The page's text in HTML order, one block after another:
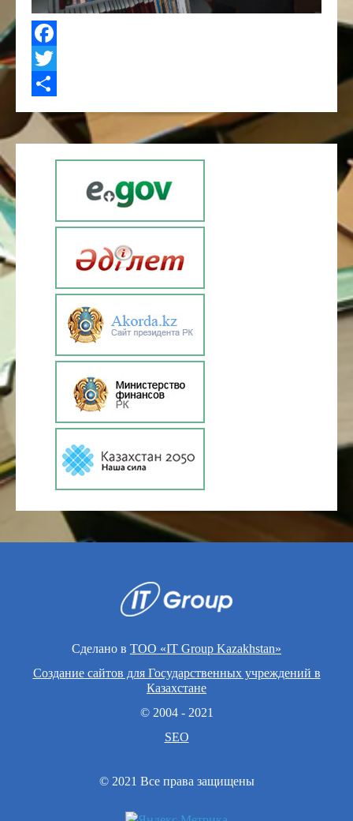
Facebook
Twitter
Сделано в ТОО «IT Group Kazakhstan»
Создание сайтов для Государственных учреждений в
Казахстане
© 2004 - 2021
SEO
© 2021 Все права защищены